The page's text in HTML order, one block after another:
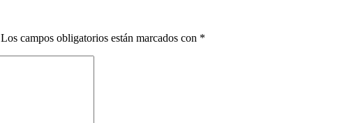
Los campos obligatorios están marcados con *